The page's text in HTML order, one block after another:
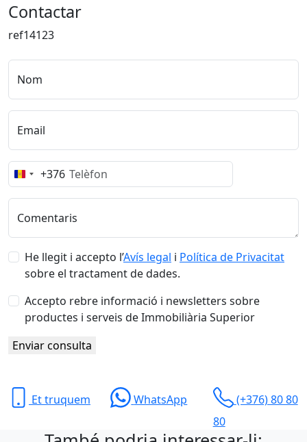
Contactar
ref14123
Nom
Email
Andorra
+376
+376
Comentaris
He llegit i accepto l’Avís legal i Política de Privacitat
sobre el tractament de dades.
Accepto rebre informació i newsletters sobre
productes i serveis de Immobiliària Superior
Enviar consulta
Et truquem WhatsApp
(+376) 80 80
80